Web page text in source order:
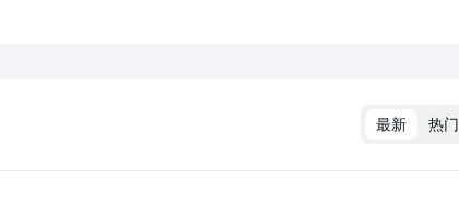
最新 热门